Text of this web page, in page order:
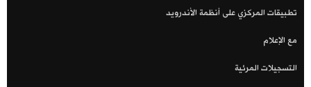
تطبيقات المركزي على أنظمة الأندرويد
مع الإعلام
التسجيلات المرئية